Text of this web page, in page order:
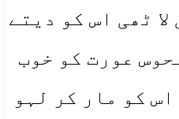
لا ٹھی اس کو دیتے
عورت کو خوب
کو مار کر لہو